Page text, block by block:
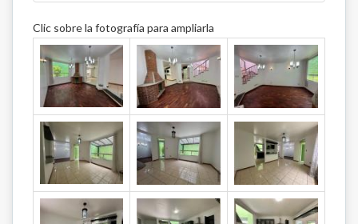
Clic sobre la fotografía para ampliarla